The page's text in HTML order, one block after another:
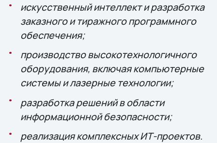
искусственный интеллект и разработка
заказного и тиражного программного
обеспечения;
производство высокотехнологичного
оборудования, включая компьютерные
системы и лазерные технологии;
разработка решений в области
информационной безопасности;
реализация комплексных ИТ-проектов.